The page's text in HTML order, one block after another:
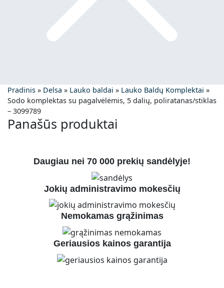
Pradinis » Delsa » Lauko baldai » Lauko Baldų Komplektai »
Sodo komplektas su pagalvėlėmis, 5 dalių, poliratanas/stiklas
– 3099789
Panašūs produktai
Daugiau nei 70 000 prekių sandėlyje!
Jokių administravimo mokesčių
Nemokamas grąžinimas
Geriausios kainos garantija